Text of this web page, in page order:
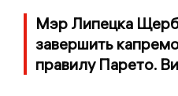
Мэр Липецка
завершить
правилу Парето.